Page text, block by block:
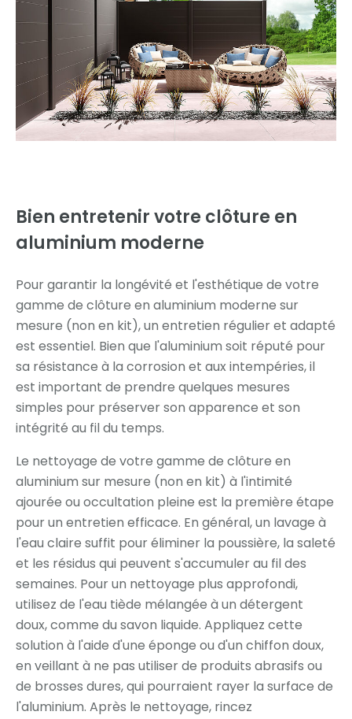
Bien entretenir votre clôture en
aluminium moderne
Pour garantir la longévité et l'esthétique de votre
gamme de clôture en aluminium moderne sur
mesure (non en kit), un entretien régulier et adapté
est essentiel. Bien que l'aluminium soit réputé pour
sa résistance à la corrosion et aux intempéries, il
est important de prendre quelques mesures
simples pour préserver son apparence et son
intégrité au fil du temps.
Le nettoyage de votre gamme de clôture en
aluminium sur mesure (non en kit) à l'intimité
ajourée ou occultation pleine est la première étape
pour un entretien efficace. En général, un lavage à
l'eau claire suffit pour éliminer la poussière, la saleté
et les résidus qui peuvent s'accumuler au fil des
semaines. Pour un nettoyage plus approfondi,
utilisez de l'eau tiède mélangée à un détergent
doux, comme du savon liquide. Appliquez cette
solution à l'aide d'une éponge ou d'un chiffon doux,
en veillant à ne pas utiliser de produits abrasifs ou
de brosses dures, qui pourraient rayer la surface de
l'aluminium. Après le nettoyage, rincez